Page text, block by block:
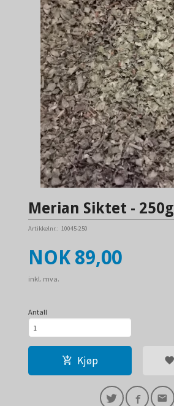
Merian Siktet - 250g
Artikkelnr.: 10045-250
Pris
NOK 89,00
inkl. mva.
Antall
Kjøp